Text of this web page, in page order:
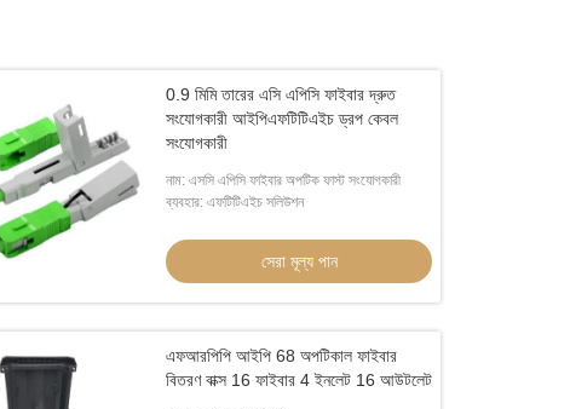
0.9 মিমি তারের এসি এপিসি ফাইবার দ্রুত
সংযোগকারী আইপিএফটিটিএইচ ড্রপ কেবল
সংযোগকারী
নাম: এসসি এপিসি ফাইবার অপটিক ফাস্ট সংযোগকারী
ব্যবহার: এফটিটিএইচ সলিউশন
সেরা মূল্য পান
এফআরপিপি আইপি 68 অপটিকাল ফাইবার
বিতরণ বাক্স 16 ফাইবার 4 ইনলেট 16 আউটলেট